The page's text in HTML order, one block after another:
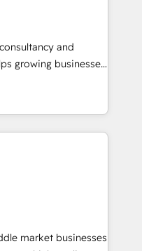
feasible with
of wasting budget
outdated methods,
quality leads
cycle with
technology and
and
growing businesses
driving
Africa and London,
that aligns sales,
silos, and gives
source of truth to
better decision-
market businesses